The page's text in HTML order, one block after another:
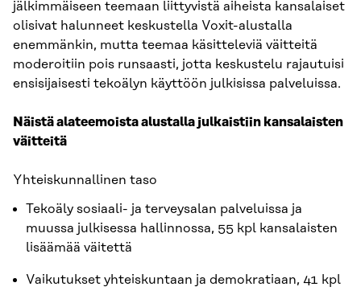
jälkimmäiseen teemaan liittyvistä aiheista kansalaiset
olisivat halunneet keskustella Voxit-alustalla
enemmänkin, mutta teemaa käsitteleviä väitteitä
moderoitiin pois runsaasti, jotta keskustelu rajautuisi
ensisijaisesti tekoälyn käyttöön julkisissa palveluissa.
Näistä alateemoista alustalla julkaistiin kansalaisten
väitteitä
Yhteiskunnallinen taso
Tekoäly sosiaali- ja terveysalan palveluissa ja
muussa julkisessa hallinnossa, 55 kpl kansalaisten
lisäämää väitettä
Vaikutukset yhteiskuntaan ja demokratiaan, 41 kpl